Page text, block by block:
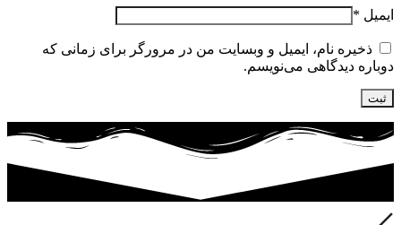
ایمیل *
ذخیره نام، ایمیل و وبسایت من در مرورگر برای زمانی که
دوباره دیدگاهی می‌نویسم.